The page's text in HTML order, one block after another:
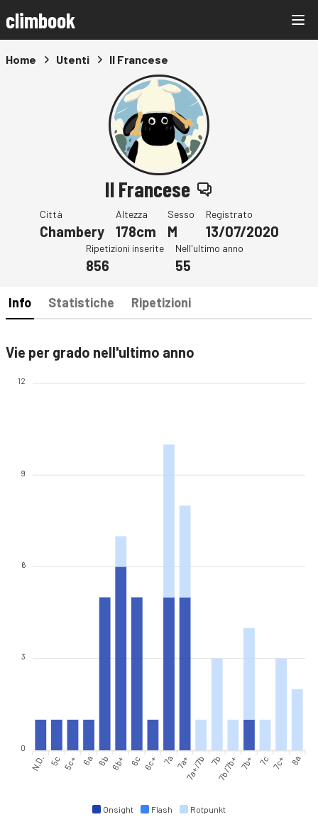
climbook
Home Utenti Il Francese
Il Francese
Città
Chambery
Altezza
178cm
Sesso
M
Registrato
13/07/2020
Ripetizioni inserite
856
Nell'ultimo anno
55
Info Statistiche Ripetizioni
Vie per grado nell'ultimo anno
Onsight Flash Rotpunkt
12
9
6
3
0
N.D. 5c 5c+ 6a 6b 6b+ 6c 6c+ 7a 7a+7a+/7b 7b7b/7b+ 7b+ 7c 7c+ 8a